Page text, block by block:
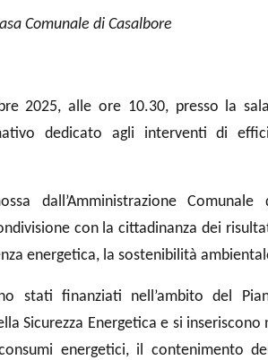
Comunale di Casalbore
2025, alle ore 10.30, presso la
dedicato agli interventi di
dall’Amministrazione
con la cittadinanza dei
energetica, la sostenibilità
stati finanziati nell’ambito del
Sicurezza Energetica e si
energetici, il contenimento